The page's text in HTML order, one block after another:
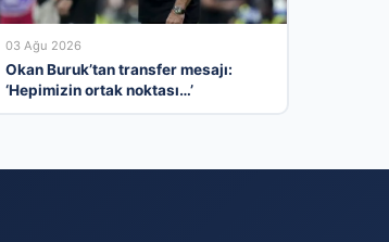
03 Ağu 2026
Okan Buruk’tan transfer mesajı:
‘Hepimizin ortak noktası…’